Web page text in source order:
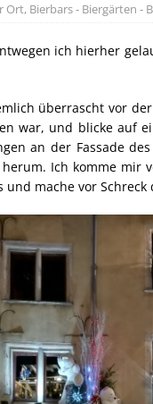
Ort, Bierbars - Biergärten -
ich hierher
überrascht vor
war, und blicke auf
an der Fassade
Ich komme mir
mache vor Schreck